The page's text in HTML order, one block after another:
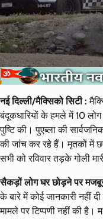
नई दिल्ली/मैक्सिको सिटी :
बंदूकधारियों के हमले में 10 लोग
पुष्टि की। पुएब्ला की
की जांच कर रहे हैं। मृतकों में
सभी को रविवार तड़के गोली
सैकड़ों लोग घर छोड़ने पर
के बारे में कोई जानकारी नहीं
मामले पर टिप्पणी नहीं की है।